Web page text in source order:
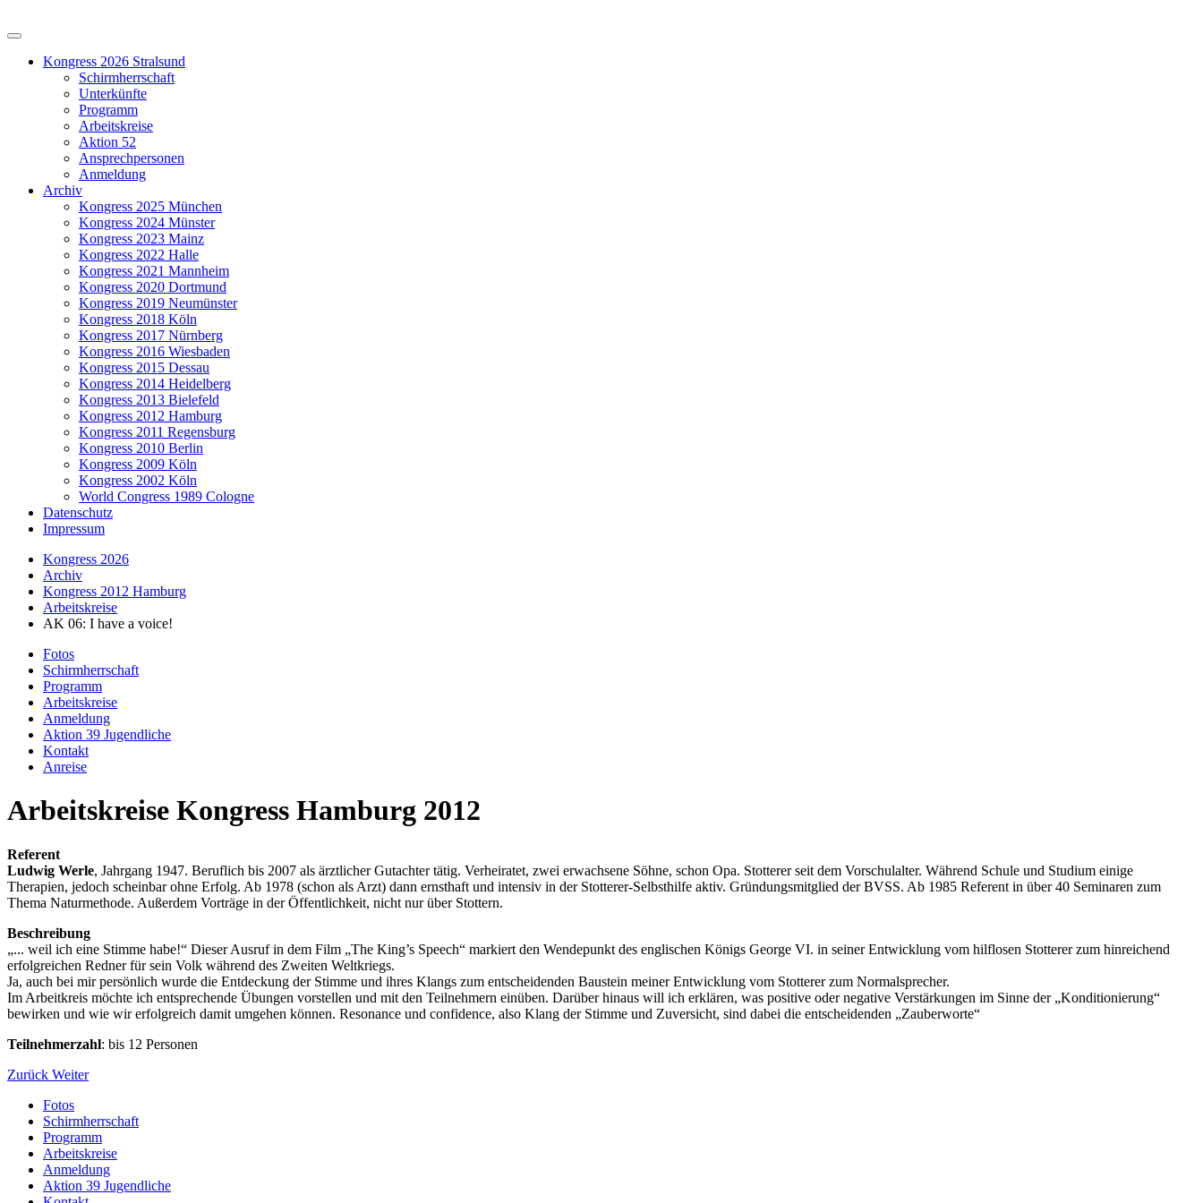
Kongress 2026 Stralsund
Schirmherrschaft
Unterkünfte
Programm
Arbeitskreise
Aktion 52
Ansprechpersonen
Anmeldung
Archiv
Kongress 2025 München
Kongress 2024 Münster
Kongress 2023 Mainz
Kongress 2022 Halle
Kongress 2021 Mannheim
Kongress 2020 Dortmund
Kongress 2019 Neumünster
Kongress 2018 Köln
Kongress 2017 Nürnberg
Kongress 2016 Wiesbaden
Kongress 2015 Dessau
Kongress 2014 Heidelberg
Kongress 2013 Bielefeld
Kongress 2012 Hamburg
Kongress 2011 Regensburg
Kongress 2010 Berlin
Kongress 2009 Köln
Kongress 2002 Köln
World Congress 1989 Cologne
Datenschutz
Impressum
Kongress 2026
Archiv
Kongress 2012 Hamburg
Arbeitskreise
AK 06: I have a voice!
Fotos
Schirmherrschaft
Programm
Arbeitskreise
Anmeldung
Aktion 39 Jugendliche
Kontakt
Anreise
Arbeitskreise Kongress Hamburg 2012
Referent
Ludwig Werle, Jahrgang 1947. Beruflich bis 2007 als ärztlicher Gutachter tätig. Verheiratet, zwei erwachsene Söhne, schon Opa. Stotterer seit dem Vorschulalter. Während Schule und Studium einige
Therapien, jedoch scheinbar ohne Erfolg. Ab 1978 (schon als Arzt) dann ernsthaft und intensiv in der Stotterer-Selbsthilfe aktiv. Gründungsmitglied der BVSS. Ab 1985 Referent in über 40 Seminaren zum
Thema Naturmethode. Außerdem Vorträge in der Öffentlichkeit, nicht nur über Stottern.
Beschreibung
„... weil ich eine Stimme habe!“ Dieser Ausruf in dem Film „The King’s Speech“ markiert den Wendepunkt des englischen Königs George VI. in seiner Entwicklung vom hilflosen Stotterer zum hinreichend
erfolgreichen Redner für sein Volk während des Zweiten Weltkriegs.
Ja, auch bei mir persönlich wurde die Entdeckung der Stimme und ihres Klangs zum entscheidenden Baustein meiner Entwicklung vom Stotterer zum Normalsprecher.
Im Arbeitkreis möchte ich entsprechende Übungen vorstellen und mit den Teilnehmern einüben. Darüber hinaus will ich erklären, was positive oder negative Verstärkungen im Sinne der „Konditionierung“
bewirken und wie wir erfolgreich damit umgehen können. Resonance und confidence, also Klang der Stimme und Zuversicht, sind dabei die entscheidenden „Zauberworte“
Teilnehmerzahl: bis 12 Personen
Zurück Weiter
Fotos
Schirmherrschaft
Programm
Arbeitskreise
Anmeldung
Aktion 39 Jugendliche